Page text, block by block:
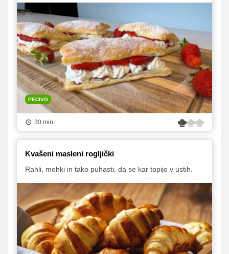
PECIVO
30 min
Kvašeni masleni rogljički
Rahli, mehki in tako puhasti, da se kar topijo v ustih.